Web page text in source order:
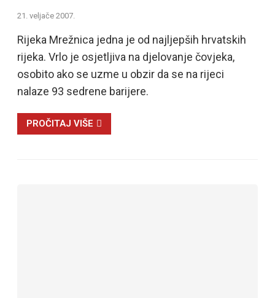
21. veljače 2007.
Rijeka Mrežnica jedna je od najljepših hrvatskih
rijeka. Vrlo je osjetljiva na djelovanje čovjeka,
osobito ako se uzme u obzir da se na rijeci
nalaze 93 sedrene barijere.
PROČITAJ VIŠE